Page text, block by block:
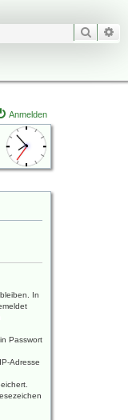
Suche
Anmelden
In
Passwort
Adresse